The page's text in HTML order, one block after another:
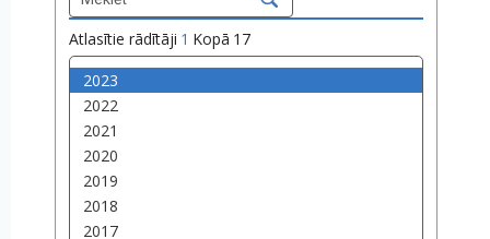
Atlasītie rādītāji 1 Kopā 17